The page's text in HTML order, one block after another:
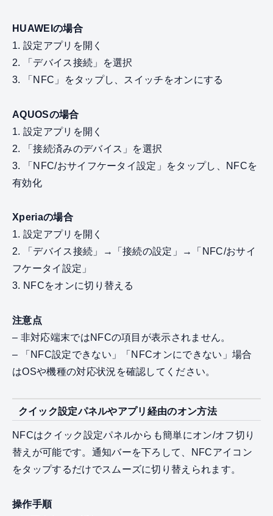
HUAWEIの場合
1. 設定アプリを開く
2. 「デバイス接続」を選択
3. 「NFC」をタップし、スイッチをオンにする
AQUOSの場合
1. 設定アプリを開く
2. 「接続済みのデバイス」を選択
3. 「NFC/おサイフケータイ設定」をタップし、NFCを
有効化
Xperiaの場合
1. 設定アプリを開く
2. 「デバイス接続」→「接続の設定」→「NFC/おサイ
フケータイ設定」
3. NFCをオンに切り替える
注意点
– 非対応端末ではNFCの項目が表示されません。
– 「NFC設定できない」「NFCオンにできない」場合
はOSや機種の対応状況を確認してください。
クイック設定パネルやアプリ経由のオン方法
NFCはクイック設定パネルからも簡単にオン/オフ切り
替えが可能です。通知バーを下ろして、NFCアイコン
をタップするだけでスムーズに切り替えられます。
操作手順